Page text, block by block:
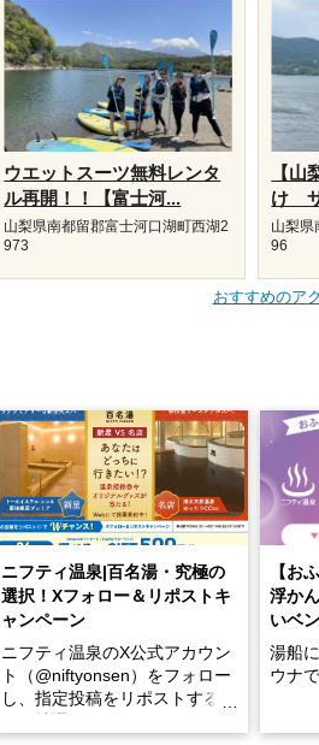
ウエットスーツ無料レンタ
ル再開！！【富士河...
山梨県南都留郡富士河口湖町西湖2
973
【
け
山梨県
96
おすすめのア
ニフティ温泉|百名湯・究極の
選択！Xフォロー＆リポストキ
ャンペーン
ニフティ温泉のX公式アカウン
ト（@niftyonsen）をフォロー
し、指定投稿をリポストする
【お
浮か
いベ
湯船
ウナ